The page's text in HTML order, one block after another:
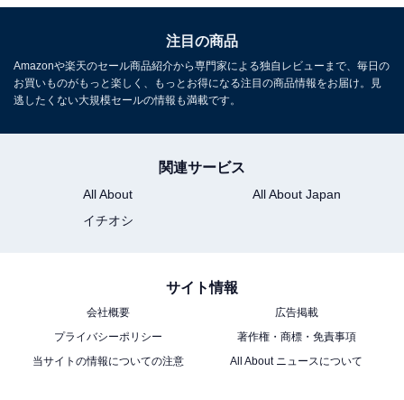
マキタ(Makita) 充電式クリーナ（アイボリー）バッテリ
マキタ「CL286FDZW」
注目の商品
Amazonや楽天のセール商品紹介から専門家による独自レビューまで、毎日の
お買いものがもっと楽しく、もっとお得になる注目の商品情報をお届け。見
逃したくない大規模セールの情報も満載です。
関連サービス
All About
All About Japan
イチオシ
サイト情報
会社概要
広告掲載
プライバシーポリシー
著作権・商標・免責事項
当サイトの情報についての注意
All About ニュースについて